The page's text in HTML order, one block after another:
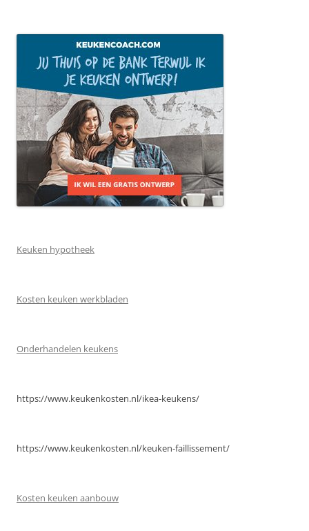
Keuken hypotheek
Kosten keuken werkbladen
Onderhandelen keukens
https://www.keukenkosten.nl/ikea-keukens/
https://www.keukenkosten.nl/keuken-faillissement/
Kosten keuken aanbouw